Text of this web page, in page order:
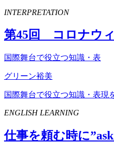
INTERPRETATION
第45回 コロナウ
国際舞台で役立つ知識・表
グリーン裕美
国際舞台で役立つ知識・表現
ENGLISH LEARNING
仕事を頼む時に”ask